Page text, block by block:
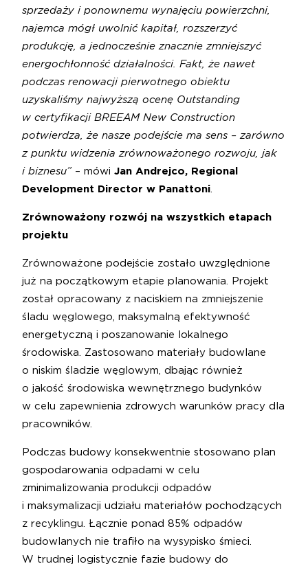
sprzedaży i ponownemu wynajęciu powierzchni,
najemca mógł uwolnić kapitał, rozszerzyć
produkcję, a jednocześnie znacznie zmniejszyć
energochłonność działalności. Fakt, że nawet
podczas renowacji pierwotnego obiektu
uzyskaliśmy najwyższą ocenę Outstanding
w certyfikacji BREEAM New Construction
potwierdza, że nasze podejście ma sens – zarówno
z punktu widzenia zrównoważonego rozwoju, jak
i biznesu” – mówi Jan Andrejco, Regional
Development Director w Panattoni.
Zrównoważony rozwój na wszystkich etapach
projektu
Zrównoważone podejście zostało uwzględnione
już na początkowym etapie planowania. Projekt
został opracowany z naciskiem na zmniejszenie
śladu węglowego, maksymalną efektywność
energetyczną i poszanowanie lokalnego
środowiska. Zastosowano materiały budowlane
o niskim śladzie węglowym, dbając również
o jakość środowiska wewnętrznego budynków
w celu zapewnienia zdrowych warunków pracy dla
pracowników.
Podczas budowy konsekwentnie stosowano plan
gospodarowania odpadami w celu
zminimalizowania produkcji odpadów
i maksymalizacji udziału materiałów pochodzących
z recyklingu. Łącznie ponad 85% odpadów
budowlanych nie trafiło na wysypisko śmieci.
W trudnej logistycznie fazie budowy do